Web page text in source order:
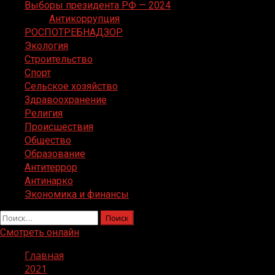
Выборы президента РФ — 2024
Антикоррупция
РОСПОТРЕБНАДЗОР
Экология
Строительство
Спорт
Сельское хозяйство
Здравоохранение
Религия
Происшествия
Общество
Образование
Антитеррор
Антинарко
Экономика и финансы
Найти:
Смотреть онлайн
Главная
2021